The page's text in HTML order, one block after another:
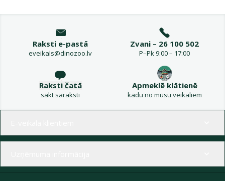
Raksti e-pastā
eveikals@dinozoo.lv
Zvani – 26 100 502
P–Pk 9:00 – 17:00
Raksti čatā
sākt saraksti
Apmeklē klātienē
kādu no mūsu veikaliem